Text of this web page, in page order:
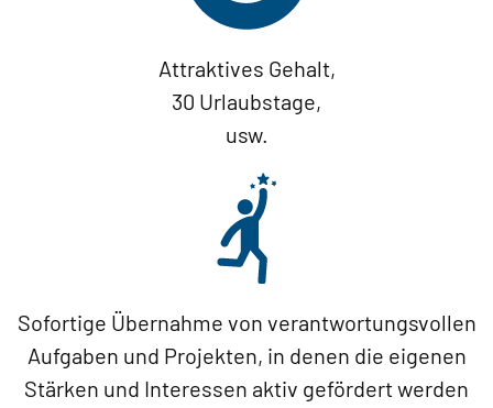
Attraktives Gehalt,
30 Urlaubstage,
usw.
Sofortige Übernahme von verantwortungsvollen
Aufgaben und Projekten, in denen die eigenen
Stärken und Interessen aktiv gefördert werden